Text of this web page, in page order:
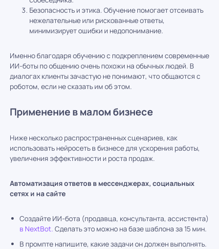
Безопасность и этика. Обучение помогает отсеивать
нежелательные или рискованные ответы,
минимизирует ошибки и недопонимание.
Именно благодаря обучению с подкреплением современные
ИИ-боты по общению очень похожи на обычных людей. В
диалогах клиенты зачастую не понимают, что общаются с
роботом, если не сказать им об этом.
Применение в малом бизнесе
Ниже несколько распространенных сценариев, как
использовать нейросеть в бизнесе для ускорения работы,
увеличения эффективности и роста продаж.
Автоматизация ответов в мессенджерах, социальных
сетях и на сайте
Создайте ИИ-бота (продавца, консультанта, ассистента)
в NextBot. Сделать это можно на базе шаблона за 15 мин.
В промпте напишите, какие задачи он должен выполнять.